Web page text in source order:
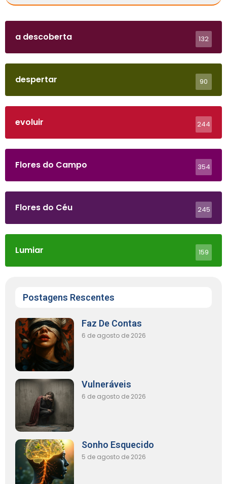
a descoberta 132
despertar 90
evoluir 244
Flores do Campo 354
Flores do Céu 245
Lumiar 159
Postagens Rescentes
Faz De Contas
6 de agosto de 2026
Vulneráveis
6 de agosto de 2026
Sonho Esquecido
5 de agosto de 2026